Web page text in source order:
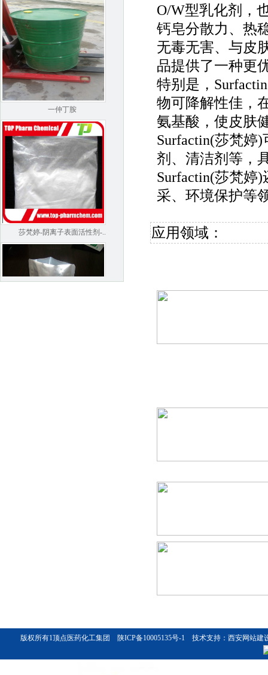
一仲丁胺
莎梵婷-阴离子表面活性剂-..
Mannitol
O/W型乳化剂，
钙皂分散力、热
无毒无害、与皮
品提供了一种更
特别是，
物可降解性佳，
氨基酸，使皮肤
Surfactin(莎梵婷
剂、清洁剂等，
Surfactin(莎梵婷
采、环境保护等
应用领域：
版权所有1顶点医药化工集团 陕ICP备10005135号-1 技术支持： 西安网站建